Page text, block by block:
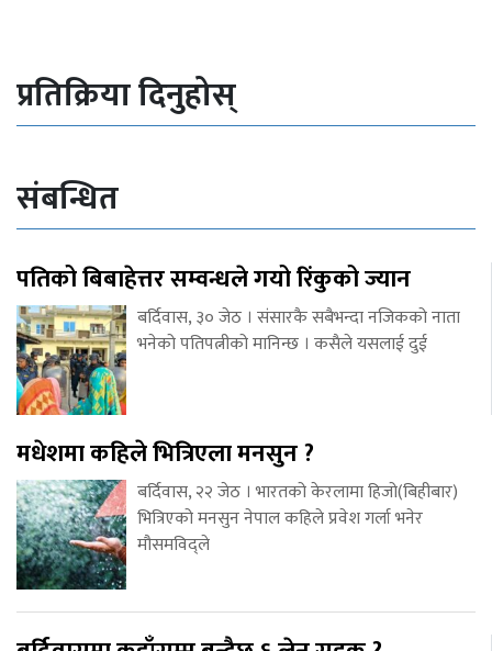
प्रतिक्रिया दिनुहोस्
संबन्धित
पतिको बिबाहेत्तर सम्वन्धले गयो रिंकुको ज्यान
बर्दिवास, ३० जेठ । संसारकै सबैभन्दा नजिकको नाता
भनेको पतिपत्नीको मानिन्छ । कसैले यसलाई दुई
मधेशमा कहिले भित्रिएला मनसुन ?
बर्दिवास, २२ जेठ । भारतको केरलामा हिजो(बिहीबार)
भित्रिएको मनसुन नेपाल कहिले प्रवेश गर्ला भनेर
मौसमविद्ले